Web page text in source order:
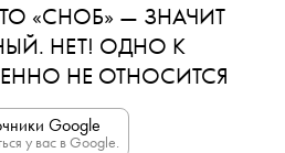
«СНОБ» — ЗНАЧИТ
НЕТ! ОДНО К
НЕ ОТНОСИТСЯ
Google
у вас в Google.